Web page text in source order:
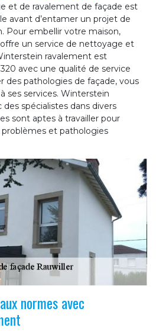
et de ravalement de façade est
avant d’entamer un projet de
Pour embellir votre maison,
un service de nettoyage et
ravalement est
avec une qualité de service
des pathologies de façade, vous
ses services. Winterstein
spécialistes dans divers
sont aptes à travailler pour
problèmes et pathologies
normes avec